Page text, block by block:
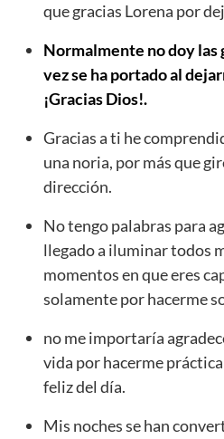
que gracias Lorena por
Normalmente no doy las
vez se ha portado al
¡Gracias Dios!.
Gracias a ti he
una noria, por más que
dirección.
No tengo palabras para
llegado a iluminar todos
momentos en que eres
solamente por hacerme
no me importaría
vida por hacerme
feliz del día.
Mis noches se han